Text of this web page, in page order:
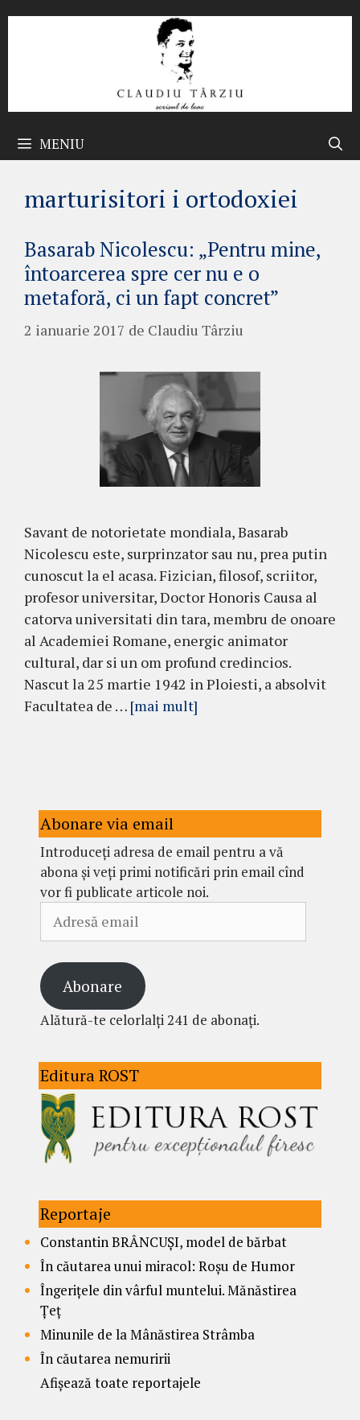
MENIU
marturisitori i ortodoxiei
Basarab Nicolescu: „Pentru mine,
întoarcerea spre cer nu e o
metaforă, ci un fapt concret”
2 ianuarie 2017 de Claudiu Târziu
Savant de notorietate mondiala, Basarab
Nicolescu este, surprinzator sau nu, prea putin
cunoscut la el acasa. Fizician, filosof, scriitor,
profesor universitar, Doctor Honoris Causa al
catorva universitati din tara, membru de onoare
al Academiei Romane, energic animator
cultural, dar si un om profund credincios.
Nascut la 25 martie 1942 in Ploiesti, a absolvit
Facultatea de … [mai mult]
Abonare via email
Introduceți adresa de email pentru a vă
abona și veți primi notificări prin email cînd
vor fi publicate articole noi.
email
Abonare
Alătură-te celorlalți 241 de abonați.
Editura ROST
Reportaje
Constantin BRÂNCUȘI, model de bărbat
În căutarea unui miracol: Roșu de Humor
Îngerițele din vârful muntelui. Mănăstirea
Țeț
Minunile de la Mânăstirea Strâmba
În căutarea nemuririi
Afișează toate reportajele